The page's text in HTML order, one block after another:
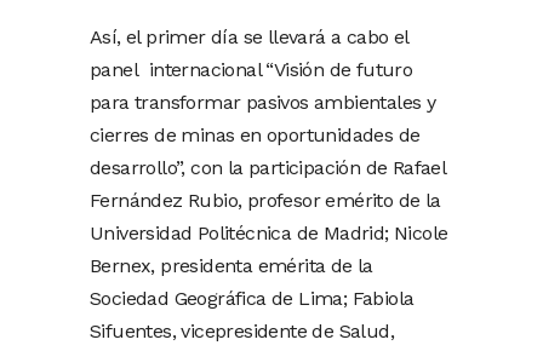
Así, el primer día se llevará a cabo el
panel internacional “Visión de futuro
para transformar pasivos ambientales y
cierres de minas en oportunidades de
desarrollo”, con la participación de Rafael
Fernández Rubio, profesor emérito de la
Universidad Politécnica de Madrid; Nicole
Bernex, presidenta emérita de la
Sociedad Geográfica de Lima; Fabiola
Sifuentes, vicepresidente de Salud,